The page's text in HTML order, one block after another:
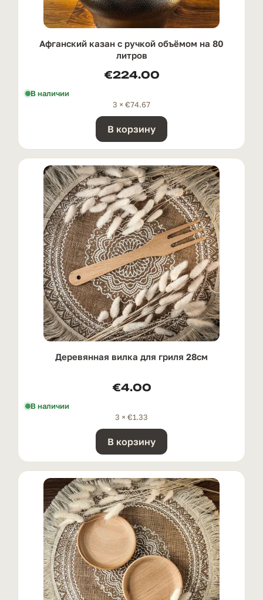
Афганский казан с ручкой oбъёмом на 80
литров
€224.00
В наличии
3 × €74.67
В корзину
Деревянная вилка для гриля 28см
€4.00
В наличии
3 × €1.33
В корзину